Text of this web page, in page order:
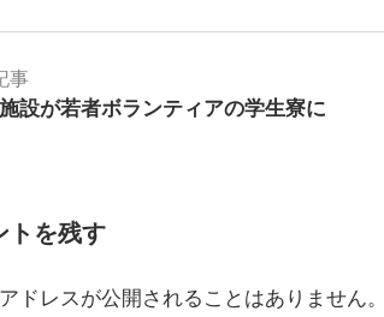
事
設が若者ボランティアの学生寮に
トを残す
ドレスが公開されることはありません。